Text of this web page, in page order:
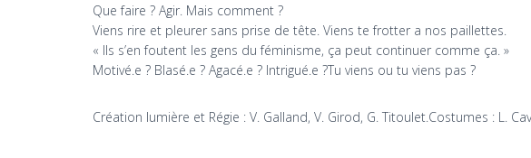
Que faire ? Agir. Mais comment ?
Viens rire et pleurer sans prise de tête. Viens te frotter a nos paillettes.
« Ils s’en foutent les gens du féminisme, ça peut continuer comme ça. »
Motivé.e ? Blasé.e ? Agacé.e ? Intrigué.e ?Tu viens ou tu viens pas ?
Création lumière et Régie : V. Galland, V. Girod, G. Titoulet.Costumes : L.